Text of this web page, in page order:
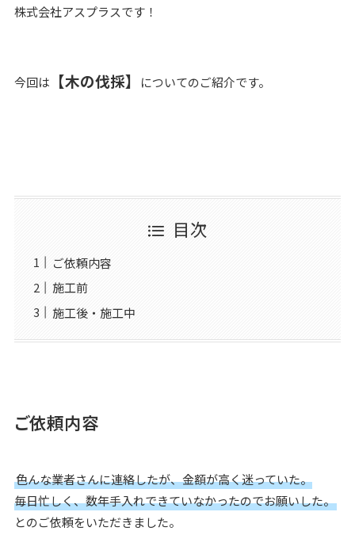
株式会社アスプラスです！
今回は 【木の伐採】 についてのご紹介です。
目次
ご依頼内容
施工前
施工後・施工中
ご依頼内容
色んな業者さんに連絡したが、金額が高く迷っていた。
毎日忙しく、数年手入れできていなかったのでお願いした。
とのご依頼をいただきました。